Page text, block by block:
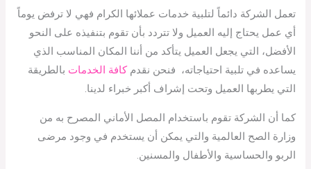
تعمل الشركة دائماً لتلبية خدمات عملائها الكرام فهي لا ترفض يوماً
أي عمل يحتاج إليه العميل ولا تتردد بأن تقوم بتنفيذه على النحو
الأفضل، التي يجعل العميل يتأكد من أننا المكان المناسب الذي
يساعده في تلبية احتياجاته، فنحن نقدمكافة الخدمات بالطريقة
التي يطربها العميل وتحت إشراف أكبر خبراء لدينا.
كما أن الشركة تقوم باستخدام المصل الأماني المصرح به من
وزارة الصح العالمية والتي يمكن أن يستخدم في وجود مرضى
الربو والحساسية والأطفال والمسنين.